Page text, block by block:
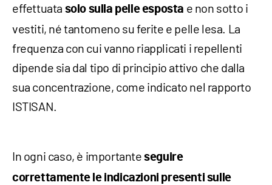
effettuata solo sulla pelle esposta e non sotto i
vestiti, né tantomeno su ferite e pelle lesa. La
frequenza con cui vanno riapplicati i repellenti
dipende sia dal tipo di principio attivo che dalla
sua concentrazione, come indicato nel rapporto
ISTISAN.
In ogni caso, è importanteseguire
correttamente le indicazioni presenti sulle